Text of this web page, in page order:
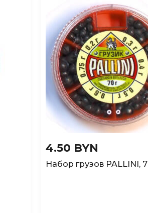
4.50 BYN
Набор грузов PALLINI,